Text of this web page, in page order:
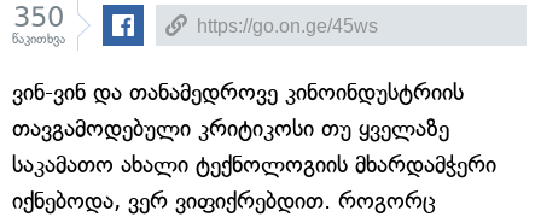
350
წაკითხვა
ვინ-ვინ და თანამედროვე კინოინდუსტრიის
თავგამოდებული კრიტიკოსი თუ ყველაზე
საკამათო ახალი ტექნოლოგიის მხარდამჭერი
იქნებოდა, ვერ ვიფიქრებდით. როგორც